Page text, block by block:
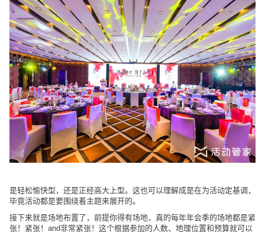
是轻松愉快型，还是正经高大上型。这也可以理解成是在为活动定基调，
毕竟活动都是要围绕着主题来展开的。
接下来就是场地布置了，前提你得有场地，真的每年年会季的场地都是紧
张！紧张！ and非常紧张！这个根据参加的人数、地理位置和预算就可以